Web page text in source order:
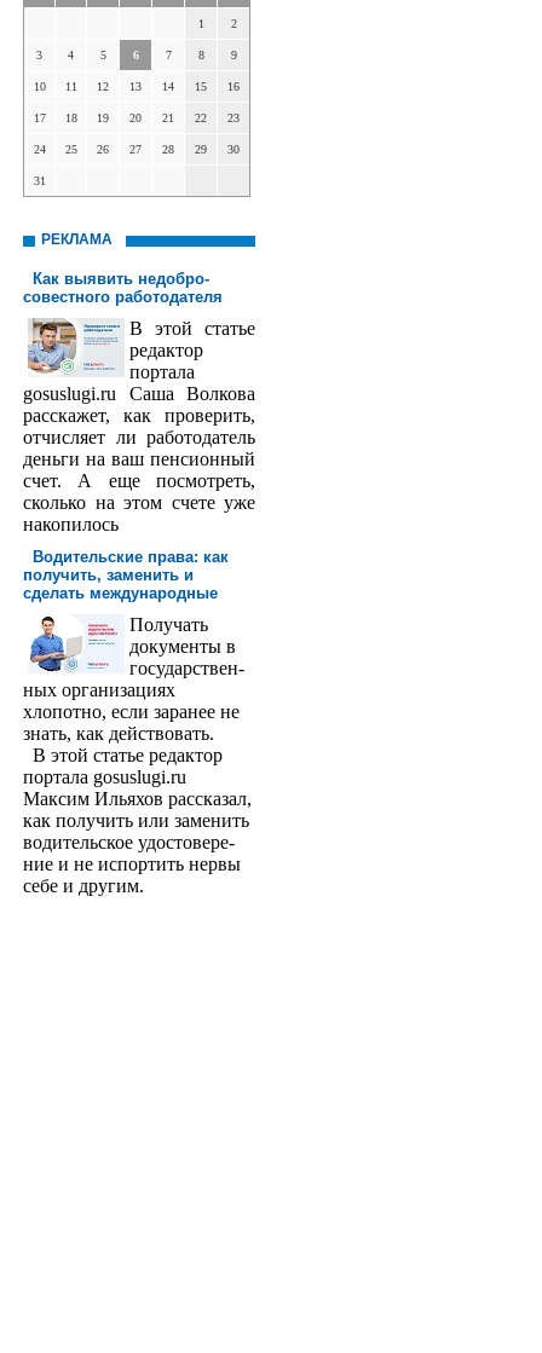
1 2
3 4 5 6 7 8 9
10 11 12 13 14 15 16
17 18 19 20 21 22 23
24 25 26 27 28 29 30
31
РЕКЛАМА
Как выявить недобро­
совестного работодателя
В этой статье
редактор
порта­ла
gosuslugi.ru Саша Волкова
расскажет, как проверить,
отчисляет ли работодатель
деньги на ваш пенсионный
счет. А еще посмотреть,
сколько на этом счете уже
накопилось
Водительские права: как
получить, заменить и
сделать международ­ные
Получать
доку­менты в
государствен­
ных организациях
хлопотно, если заранее не
знать, как действовать.
В этой статье редактор
портала gosuslugi.ru
Максим Ильяхов рассказал,
как получить или заменить
водительское удостовере­
ние и не испортить нервы
себе и другим.